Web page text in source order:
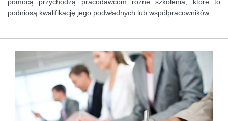
podniosą kwalifikację jego podwładnych lub współpracowników.